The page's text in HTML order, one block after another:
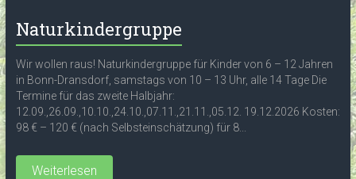
Naturkindergruppe
Wir wollen raus! Naturkindergruppe für Kinder von 6 – 12 Jahren
in Bonn-Dransdorf, samstags von 10 – 13 Uhr, alle 14 Tage Die
Termine für das zweite Halbjahr:
12.09.,26.09.,10.10.,24.10.,07.11.,21.11.,05.12. 19.12.2026 Kosten:
98 € – 120 € (nach Selbsteinschätzung) für 8...
Weiterlesen